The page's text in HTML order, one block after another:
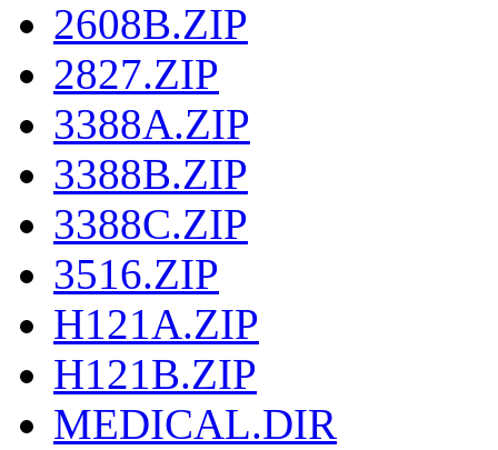
2608B.ZIP
2827.ZIP
3388A.ZIP
3388B.ZIP
3388C.ZIP
3516.ZIP
H121A.ZIP
H121B.ZIP
MEDICAL.DIR